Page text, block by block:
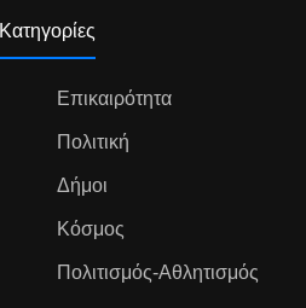
Κατηγορίες
Επικαιρότητα
Πολιτική
Δήμοι
Κόσμος
Πολιτισμός-Αθλητισμός